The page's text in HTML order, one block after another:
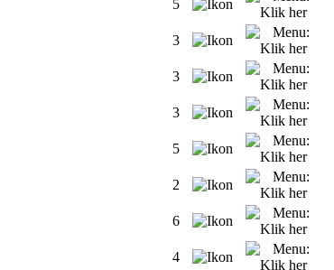
5
3
3
3
5
2
6
4